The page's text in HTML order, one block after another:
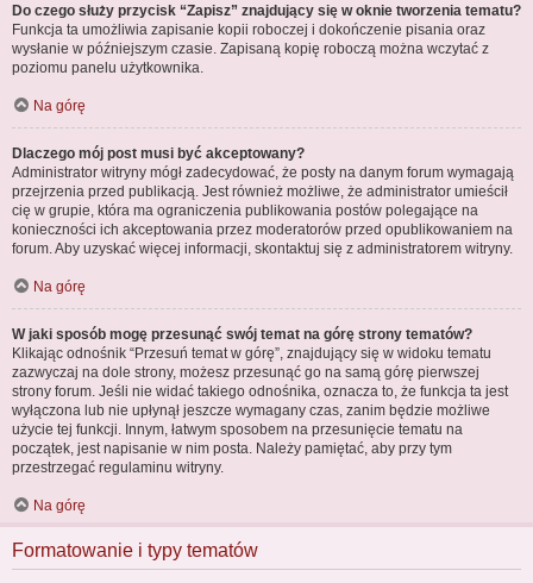
Do czego służy przycisk “Zapisz” znajdujący się w oknie tworzenia tematu?
Funkcja ta umożliwia zapisanie kopii roboczej i dokończenie pisania oraz
wysłanie w późniejszym czasie. Zapisaną kopię roboczą można wczytać z
poziomu panelu użytkownika.
Na górę
Dlaczego mój post musi być akceptowany?
Administrator witryny mógł zadecydować, że posty na danym forum wymagają
przejrzenia przed publikacją. Jest również możliwe, że administrator umieścił
cię w grupie, która ma ograniczenia publikowania postów polegające na
konieczności ich akceptowania przez moderatorów przed opublikowaniem na
forum. Aby uzyskać więcej informacji, skontaktuj się z administratorem witryny.
Na górę
W jaki sposób mogę przesunąć swój temat na górę strony tematów?
Klikając odnośnik “Przesuń temat w górę”, znajdujący się w widoku tematu
zazwyczaj na dole strony, możesz przesunąć go na samą górę pierwszej
strony forum. Jeśli nie widać takiego odnośnika, oznacza to, że funkcja ta jest
wyłączona lub nie upłynął jeszcze wymagany czas, zanim będzie możliwe
użycie tej funkcji. Innym, łatwym sposobem na przesunięcie tematu na
początek, jest napisanie w nim posta. Należy pamiętać, aby przy tym
przestrzegać regulaminu witryny.
Na górę
Formatowanie i typy tematów